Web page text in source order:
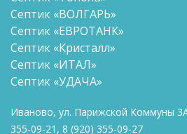
Септик «ВОЛГАРЬ»
Септик «ЕВРОТАНК»
Септик «Кристалл»
Септик «ИТАЛ»
Септик «УДАЧА»
Иваново, ул. Парижской Коммуны
355-09-21 , 8 (920) 355-09-27